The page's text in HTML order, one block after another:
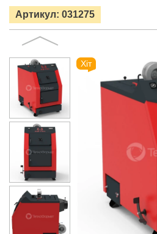
Артикул: 031275
Хіт